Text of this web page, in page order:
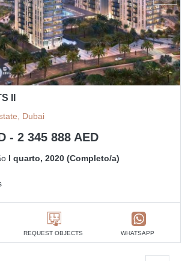
II
Dubai
- 2 345 888 AED
I quarto, 2020 (Completo/a)
REQUEST OBJECTS WHATSAPP